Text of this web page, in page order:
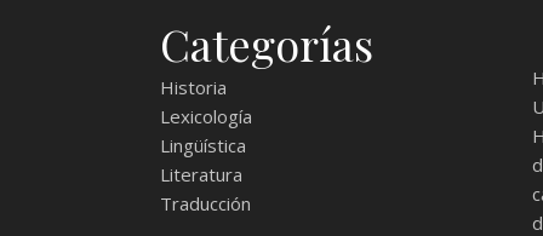
Categorías
Historia
Lexicología
Lingüística
Literatura
Traducción